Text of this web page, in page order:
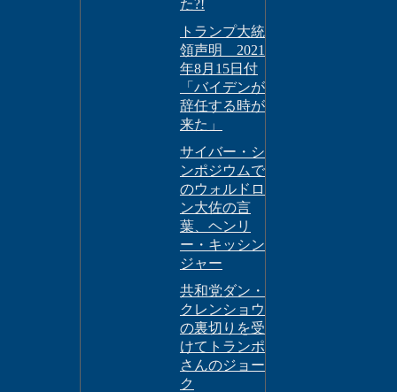
た?!
トランプ大統
領声明 2021
年8月15日付
「バイデンが
辞任する時が
来た」
サイバー・シ
ンポジウムで
のウォルドロ
ン大佐の言
葉、ヘンリ
ー・キッシン
ジャー
共和党ダン・
クレンショウ
の裏切りを受
けてトランポ
さんのジョー
ク